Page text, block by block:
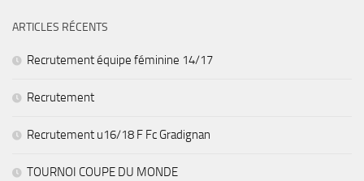
ARTICLES RÉCENTS
Recrutement équipe féminine 14/17
Recrutement
Recrutement u16/18 F Fc Gradignan
TOURNOI COUPE DU MONDE